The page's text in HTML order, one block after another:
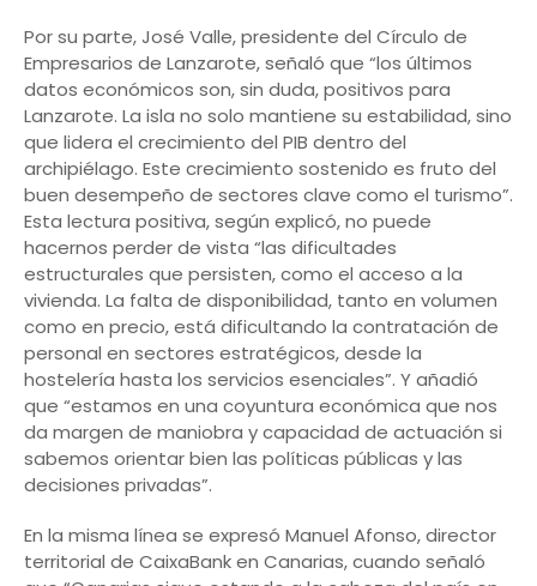
Por su parte, José Valle, presidente del Círculo de
Empresarios de Lanzarote, señaló que “los últimos
datos económicos son, sin duda, positivos para
Lanzarote. La isla no solo mantiene su estabilidad, sino
que lidera el crecimiento del PIB dentro del
archipiélago. Este crecimiento sostenido es fruto del
buen desempeño de sectores clave como el turismo”.
Esta lectura positiva, según explicó, no puede
hacernos perder de vista “las dificultades
estructurales que persisten, como el acceso a la
vivienda. La falta de disponibilidad, tanto en volumen
como en precio, está dificultando la contratación de
personal en sectores estratégicos, desde la
hostelería hasta los servicios esenciales”. Y añadió
que “estamos en una coyuntura económica que nos
da margen de maniobra y capacidad de actuación si
sabemos orientar bien las políticas públicas y las
decisiones privadas”.
En la misma línea se expresó Manuel Afonso, director
territorial de CaixaBank en Canarias, cuando señaló